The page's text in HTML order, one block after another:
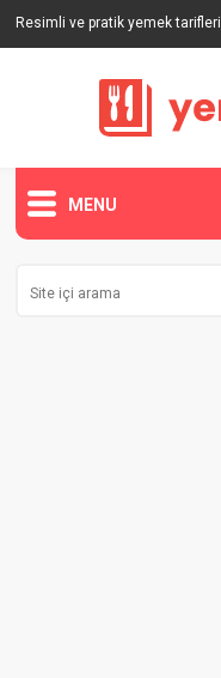
Resimli ve pratik yemek tarifleri
MENU